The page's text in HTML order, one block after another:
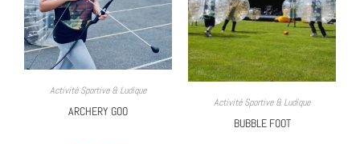
Activité Sportive & Ludique
ARCHERY GOO
Activité Sportive & Ludique
BUBBLE FOOT